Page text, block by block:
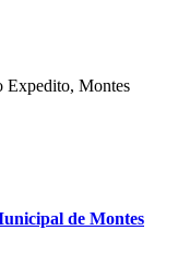
Expedito, Montes
de Montes